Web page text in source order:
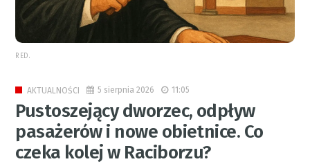
RED.
AKTUALNOŚCI 5 sierpnia 2026 11:05
Pustoszejący dworzec, odpływ
pasażerów i nowe obietnice. Co
czeka kolej w Raciborzu?